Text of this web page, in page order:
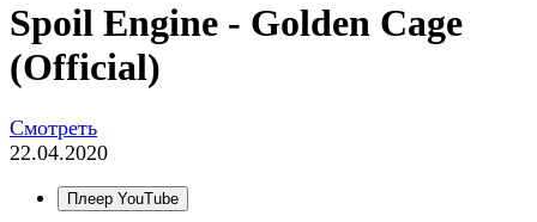
Spoil Engine - Golden Cage
(Official)
Смотреть
22.04.2020
Плеер YouTube